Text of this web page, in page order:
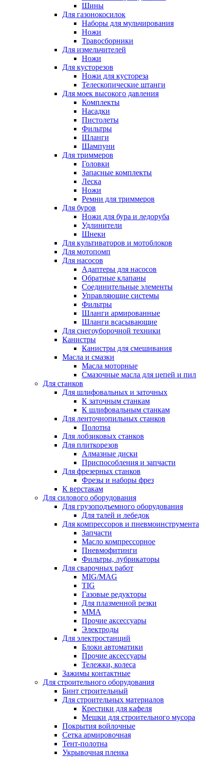
Шины
Для газонокосилок
Наборы для мульчирования
Ножи
Травосборники
Для измельчителей
Ножи
Для кусторезов
Ножи для кустореза
Телескопические штанги
Для моек высокого давления
Комплекты
Насадки
Пистолеты
Фильтры
Шланги
Шампуни
Для триммеров
Головки
Запасные комплекты
Леска
Ножи
Ремни для триммеров
Для буров
Ножи для бура и ледоруба
Удлинители
Шнеки
Для культиваторов и мотоблоков
Для мотопомп
Для насосов
Адаптеры для насосов
Обратные клапаны
Соединительные элементы
Управляющие системы
Фильтры
Шланги армированные
Шланги всасывающие
Для снегоуборочной техники
Канистры
Канистры для смешивания
Масла и смазки
Масла моторные
Смазочные масла для цепей и пил
Для станков
Для шлифовальных и заточных
К заточным станкам
К шлифовальным станкам
Для ленточнопильных станков
Полотна
Для лобзиковых станков
Для плиткорезов
Алмазные диски
Приспособления и запчасти
Для фрезерных станков
Фрезы и наборы фрез
К верстакам
Для силового оборудования
Для грузоподъемного оборудования
Для талей и лебедок
Для компрессоров и пневмоинструмента
Запчасти
Масло компрессорное
Пневмофитинги
Фильтры, лубрикаторы
Для сварочных работ
MIG/MAG
TIG
Газовые редукторы
Для плазменной резки
ММА
Прочие аксессуары
Электроды
Для электростанций
Блоки автоматики
Прочие аксессуары
Тележки, колеса
Зажимы контактные
Для строительного оборудования
Бинт строительный
Для строительных материалов
Крестики для кафеля
Мешки для строительного мусора
Покрытия войлочные
Сетка армировочная
Тент-полотна
Укрывочная пленка